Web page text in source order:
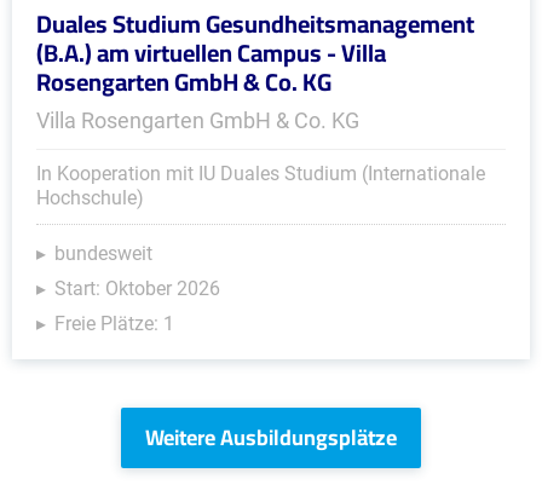
Duales Studium Gesundheitsmanagement
(B.A.) am virtuellen Campus - Villa
Rosengarten GmbH & Co. KG
Villa Rosengarten GmbH & Co. KG
In Kooperation mit IU Duales Studium (Internationale
Hochschule)
bundesweit
Start: Oktober 2026
Freie Plätze: 1
Weitere Ausbildungsplätze